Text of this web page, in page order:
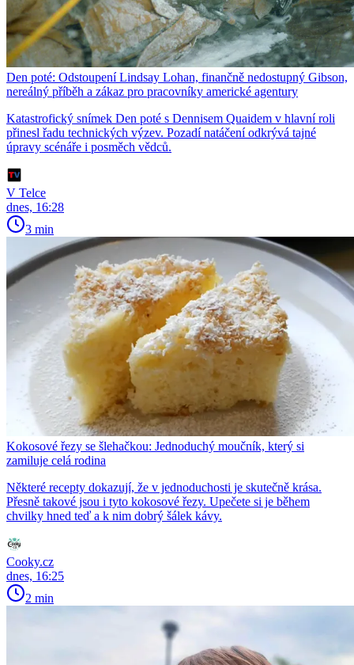
Den poté: Odstoupení Lindsay Lohan, finančně nedostupný Gibson,
nereálný příběh a zákaz pro pracovníky americké agentury
Katastrofický snímek Den poté s Dennisem Quaidem v hlavní roli
přinesl řadu technických výzev. Pozadí natáčení odkrývá tajné
úpravy scénáře i posměch vědců.
V Telce
dnes, 16:28
3 min
Kokosové řezy se šlehačkou: Jednoduchý moučník, který si
zamiluje celá rodina
Některé recepty dokazují, že v jednoduchosti je skutečně krása.
Přesně takové jsou i tyto kokosové řezy. Upečete si je během
chvilky hned teď a k nim dobrý šálek kávy.
Cooky.cz
dnes, 16:25
2 min